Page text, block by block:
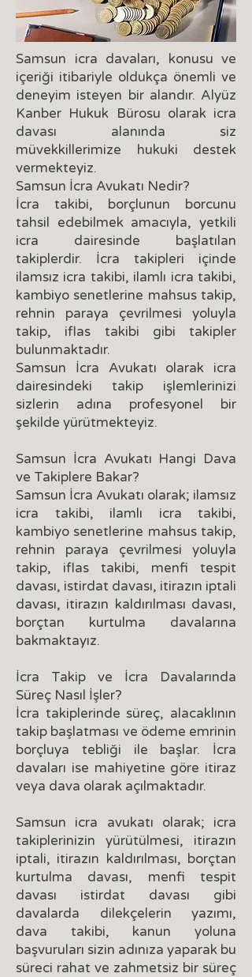
Samsun icra davaları, konusu ve
içeriği itibariyle oldukça önemli ve
deneyim isteyen bir alandır. Alyüz
Kanber Hukuk Bürosu olarak icra
davası alanında siz
müvekkillerimize hukuki destek
vermekteyiz.
Samsun İcra Avukatı Nedir?
İcra takibi, borçlunun borcunu
tahsil edebilmek amacıyla, yetkili
icra dairesinde başlatılan
takiplerdir. İcra takipleri içinde
ilamsız icra takibi, ilamlı icra takibi,
kambiyo senetlerine mahsus takip,
rehnin paraya çevrilmesi yoluyla
takip, iflas takibi gibi takipler
bulunmaktadır.
Samsun İcra Avukatı olarak icra
dairesindeki takip işlemlerinizi
sizlerin adına profesyonel bir
şekilde yürütmekteyiz.
Samsun İcra Avukatı Hangi Dava
ve Takiplere Bakar?
Samsun İcra Avukatı olarak; ilamsız
icra takibi, ilamlı icra takibi,
kambiyo senetlerine mahsus takip,
rehnin paraya çevrilmesi yoluyla
takip, iflas takibi, menfi tespit
davası, istirdat davası, itirazın iptali
davası, itirazın kaldırılması davası,
borçtan kurtulma davalarına
bakmaktayız.
İcra Takip ve İcra Davalarında
Süreç Nasıl İşler?
İcra takiplerinde süreç, alacaklının
takip başlatması ve ödeme emrinin
borçluya tebliği ile başlar. İcra
davaları ise mahiyetine göre itiraz
veya dava olarak açılmaktadır.
Samsun icra avukatı olarak; icra
takiplerinizin yürütülmesi, itirazın
iptali, itirazın kaldırılması, borçtan
kurtulma davası, menfi tespit
davası istirdat davası gibi
davalarda dilekçelerin yazımı,
dava takibi, kanun yoluna
başvuruları sizin adınıza yaparak bu
süreci rahat ve zahmetsiz bir süreç